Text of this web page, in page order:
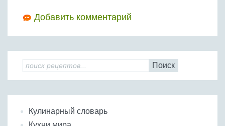
Добавить комментарий
Поиск
Кулинарный словарь